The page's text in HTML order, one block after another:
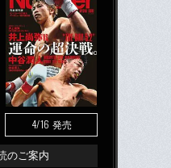
4/16 発売
のご案内